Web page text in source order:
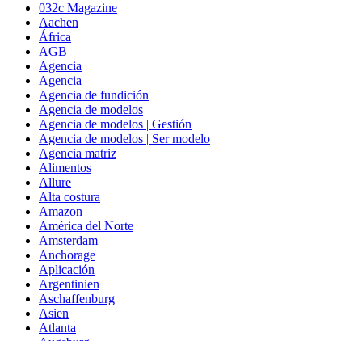
032c Magazine
Aachen
África
AGB
Agencia
Agencia
Agencia de fundición
Agencia de modelos
Agencia de modelos | Gestión
Agencia de modelos | Ser modelo
Agencia matriz
Alimentos
Allure
Alta costura
Amazon
América del Norte
Amsterdam
Anchorage
Aplicación
Argentinien
Aschaffenburg
Asien
Atlanta